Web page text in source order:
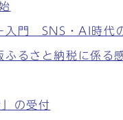
入門 SNS・AI時代
るさと納税に係る
の受付